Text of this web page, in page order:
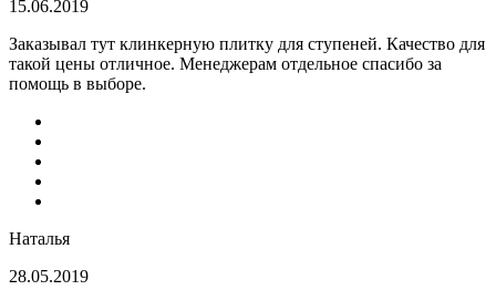
15.06.2019
Заказывал тут клинкерную плитку для ступеней. Качество для
такой цены отличное. Менеджерам отдельное спасибо за
помощь в выборе.
Наталья
28.05.2019